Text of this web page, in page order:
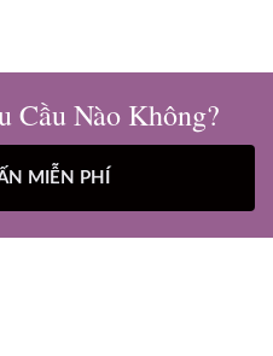
Cầu Nào Không?
MIỄN PHÍ